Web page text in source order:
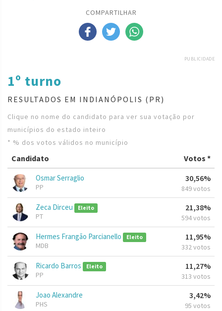
COMPARTILHAR
PUBLICIDADE
1º turno
RESULTADOS EM INDIANÓPOLIS (PR)
Clique no nome do candidato para ver sua votação por
municípios do estado inteiro
* % dos votos válidos no município
Candidato Votos *
Osmar Serraglio
PP
30,56%
849 votos
Zeca Dirceu Eleito
PT
21,38%
594 votos
Hermes Frangão Parcianello Eleito
MDB
11,95%
332 votos
Ricardo Barros Eleito
PP
11,27%
313 votos
Joao Alexandre
PHS
3,42%
95 votos